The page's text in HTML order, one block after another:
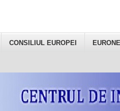
CONSILIUL EUROPEI